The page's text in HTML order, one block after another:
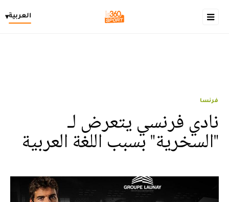
العربية▾
فرنسا
نادي فرنسي يتعرض لـ
"السخرية" بسبب اللغة العربية